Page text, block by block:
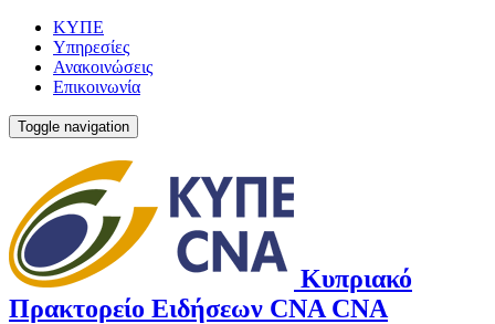
ΚΥΠΕ
Υπηρεσίες
Ανακοινώσεις
Επικοινωνία
Toggle navigation
Κυπριακό
Πρακτορείο Ειδήσεων CNA CNA